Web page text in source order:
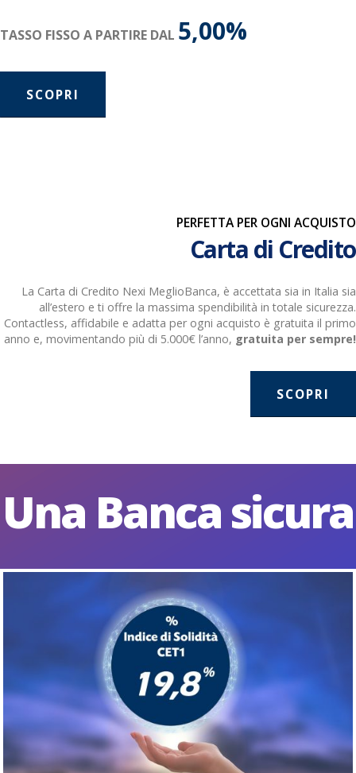
TASSO FISSO A PARTIRE DAL 5,00%
SCOPRI
PERFETTA PER OGNI ACQUISTO
Carta di Credito
La Carta di Credito Nexi MeglioBanca, è accettata sia in Italia sia
all’estero e ti offre la massima spendibilità in totale sicurezza.
Contactless, affidabile e adatta per ogni acquisto è gratuita il primo
anno e, movimentando più di 5.000€ l’anno, gratuita per sempre!
SCOPRI
Una Banca sicura